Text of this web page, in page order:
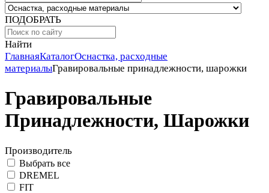
ПОДОБРАТЬ
Найти
ГлавнаяКаталогОснастка, расходные
материалыГравировальные принадлежности, шарожки
Гравировальные
Принадлежности, Шарожки
Производитель
Выбрать все
DREMEL
FIT